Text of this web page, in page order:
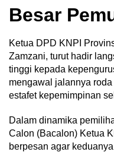
Besar
Ketua DPD KNPI
Zamzani, turut hadir
tinggi kepada
mengawal jalannya
estafet kepemimpinan
Dalam dinamika
Calon (Bacalon) Ketua
berpesan agar